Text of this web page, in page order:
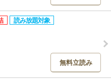
無料立読み